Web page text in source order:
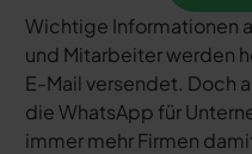
Wichtige Informationen
und Mitarbeiter werden
E-Mail versendet. Doch
die WhatsApp für
immer mehr Firmen